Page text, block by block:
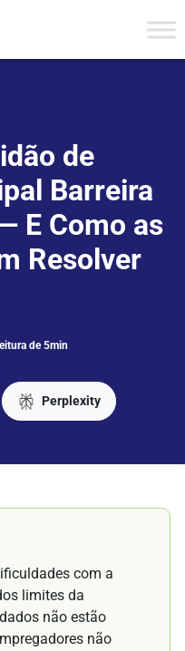
de
Barreira
E Como as
Resolver
leitura de 5min
Perplexity
com a
limites da
não estão
não